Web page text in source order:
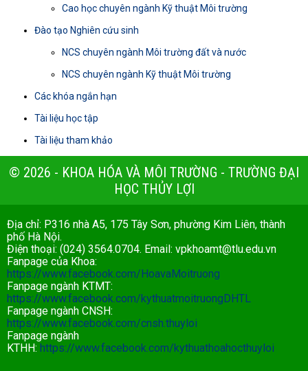
Cao học chuyên ngành Kỹ thuật Môi trường
Đào tạo Nghiên cứu sinh
NCS chuyên ngành Môi trường đất và nước
NCS chuyên ngành Kỹ thuật Môi trường
Các khóa ngắn hạn
Tài liệu học tập
Tài liệu tham khảo
© 2026 - KHOA HÓA VÀ MÔI TRƯỜNG - TRƯỜNG ĐẠI
HỌC THỦY LỢI
Địa chỉ: P316 nhà A5, 175 Tây Sơn, phường Kim Liên, thành
phố Hà Nội.
Điện thoại: (024) 3564.0704. Email: vpkhoamt@tlu.edu.vn
Fanpage của Khoa:
https://www.facebook.com/HoavaMoitruong
Fanpage ngành KTMT:
https://www.facebook.com/kythuatmoitruongDHTL
Fanpage ngành CNSH:
https://www.facebook.com/cnsh.thuyloi
Fanpage ngành
KTHH: https://www.facebook.com/kythuathoahocthuyloi